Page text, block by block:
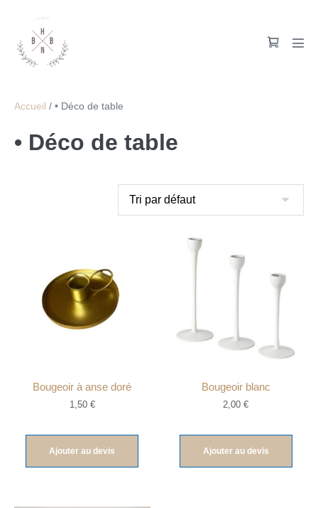
Accueil / • Déco de table
• Déco de table
Bougeoir à anse doré
1,50 €
Ajouter au devis
Bougeoir blanc
2,00€
Ajouter au devis